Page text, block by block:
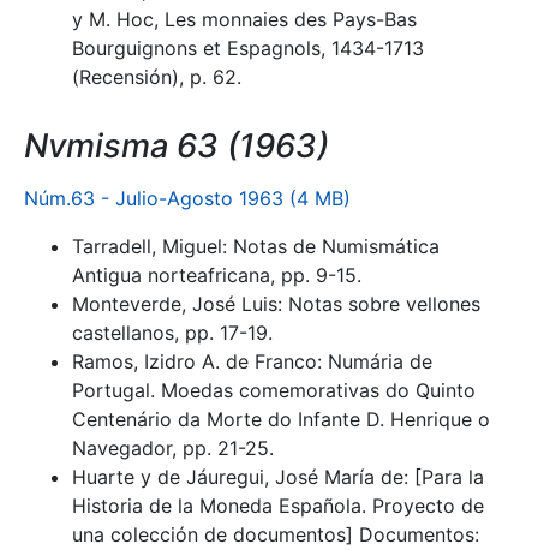
y M. Hoc, Les monnaies des Pays-Bas
Bourguignons et Espagnols, 1434-1713
(Recensión), p. 62.
Nvmisma 63 (1963)
Núm.63 - Julio-Agosto 1963 (4 MB)
Tarradell, Miguel: Notas de Numismática
Antigua norteafricana, pp. 9-15.
Monteverde, José Luis: Notas sobre vellones
castellanos, pp. 17-19.
Ramos, Izidro A. de Franco: Numária de
Portugal. Moedas comemorativas do Quinto
Centenário da Morte do Infante D. Henrique o
Navegador, pp. 21-25.
Huarte y de Jáuregui, José María de: [Para la
Historia de la Moneda Española. Proyecto de
una colección de documentos] Documentos: